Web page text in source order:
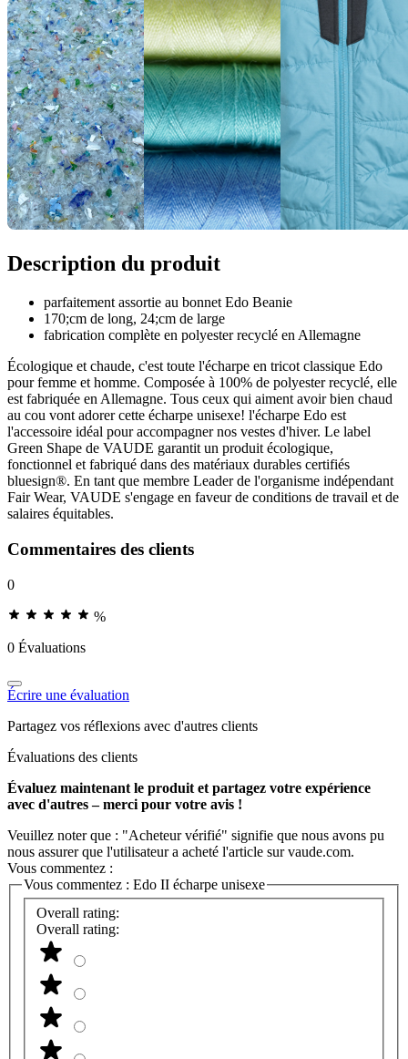
Description du produit
parfaitement assortie au bonnet Edo Beanie
170;cm de long, 24;cm de large
fabrication complète en polyester recyclé en Allemagne
Écologique et chaude, c'est toute l'écharpe en tricot classique Edo
pour femme et homme. Composée à 100% de polyester recyclé, elle
est fabriquée en Allemagne. Tous ceux qui aiment avoir bien chaud
au cou vont adorer cette écharpe unisexe! l'écharpe Edo est
l'accessoire idéal pour accompagner nos vestes d'hiver. Le label
Green Shape de VAUDE garantit un produit écologique,
fonctionnel et fabriqué dans des matériaux durables certifiés
bluesign®. En tant que membre Leader de l'organisme indépendant
Fair Wear, VAUDE s'engage en faveur de conditions de travail et de
salaires équitables.
Commentaires des clients
0
%
0 Évaluations
Écrire une évaluation
Partagez vos réflexions avec d'autres clients
Évaluations des clients
Évaluez maintenant le produit et partagez votre expérience
avec d'autres – merci pour votre avis !
Veuillez noter que : "Acheteur vérifié" signifie que nous avons pu
nous assurer que l'utilisateur a acheté l'article sur vaude.com.
Vous commentez :
Vous commentez : Edo II écharpe unisexe
Overall rating:
Overall rating: